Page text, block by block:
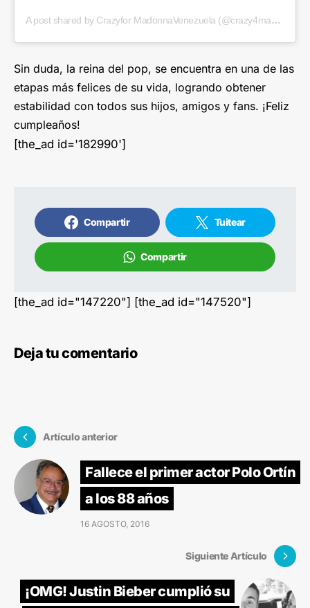
A post shared by Crazyfor MadonnaVenezuela (@crazy4madonnavzla)
Sin duda, la reina del pop, se encuentra en una de las
etapas más felices de su vida, logrando obtener
estabilidad con todos sus hijos, amigos y fans. ¡Feliz
cumpleaños!
[the_ad id='182990']
Compartir Tuitear
Compartir
[the_ad id="147220"] [the_ad id="147520"]
Deja tu comentario
Artículo anterior
Fallece el primer actor Polo Ortín
a los 88 años
16 AGOSTO, 2016
Siguiente Artículo
¡OMG! Justin Bieber cumplió su